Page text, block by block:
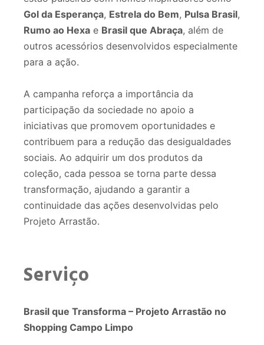
Gol da Esperança, Estrela do Bem, Pulsa Brasil,
Rumo ao Hexa e Brasil que Abraça, além de
outros acessórios desenvolvidos especialmente
para a ação.
A campanha reforça a importância da
participação da sociedade no apoio a
iniciativas que promovem oportunidades e
contribuem para a redução das desigualdades
sociais. Ao adquirir um dos produtos da
coleção, cada pessoa se torna parte dessa
transformação, ajudando a garantir a
continuidade das ações desenvolvidas pelo
Projeto Arrastão.
Serviço
Brasil que Transforma – Projeto Arrastão no
Shopping Campo Limpo